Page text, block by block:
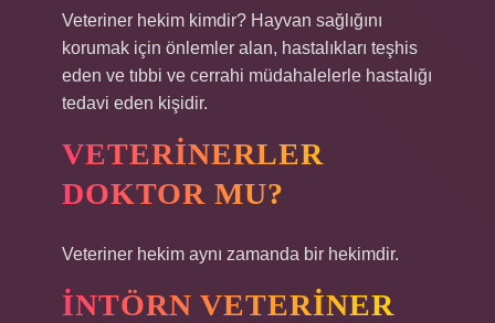
Veteriner hekim kimdir? Hayvan sağlığını
korumak için önlemler alan, hastalıkları teşhis
eden ve tıbbi ve cerrahi müdahalelerle hastalığı
tedavi eden kişidir.
VETERINERLER
DOKTOR MU?
Veteriner hekim aynı zamanda bir hekimdir.
İNTÖRN VETERINER